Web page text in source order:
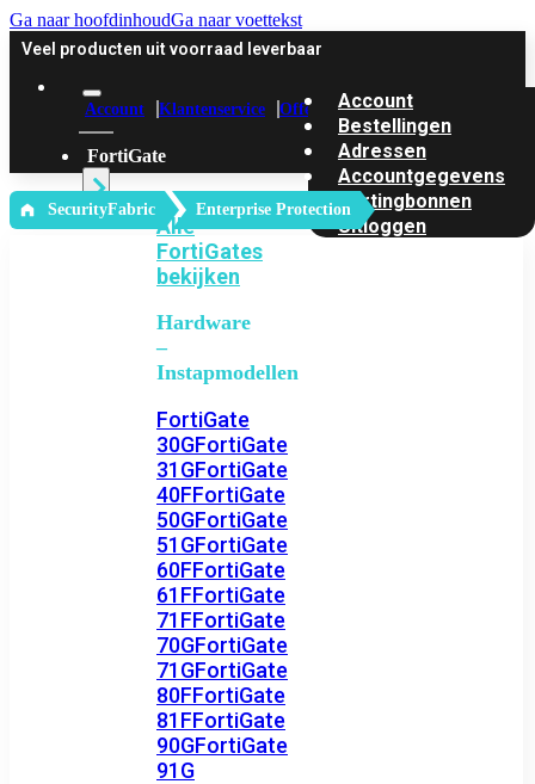
Ga naar hoofdinhoudGa naar voettekst
Veel producten uit voorraad leverbaar
Account Klantenservice Offerte
FortiGate
Alle
FortiGates
bekijken
Hardware
–
Instapmodellen
FortiGate
30GFortiGate
31GFortiGate
40FFortiGate
50GFortiGate
51GFortiGate
60FFortiGate
61FFortiGate
71FFortiGate
70GFortiGate
71GFortiGate
80FFortiGate
81FFortiGate
90GFortiGate
91G
Account
Bestellingen
Adressen
Accountgegevens
Kortingbonnen
Uitloggen
‎ SecurityFabric Enterprise Protection